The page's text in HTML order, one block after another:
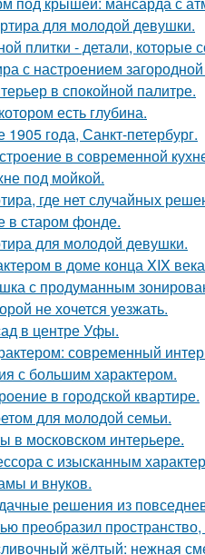
для молодой девушки.
плитки - детали, которые
с настроением
в спокойной палитре.
есть глубина.
года, Санкт-петербург.
в современной
под мойкой.
где нет случайных
в старом фонде.
для молодой девушки.
в доме конца XIX
с продуманным
не хочется уезжать.
в центре Уфы.
современный
с большим характером.
в городской квартире.
для молодой семьи.
в московском интерьере.
с изысканным
и внуков.
решения из
преобразил
жёлтый: нежная